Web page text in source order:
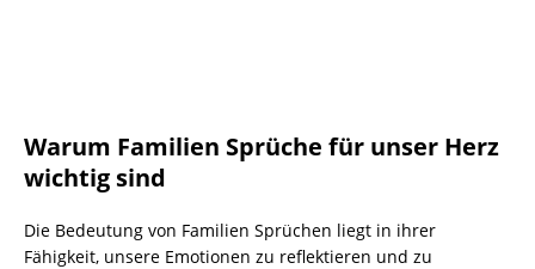
Warum Familien Sprüche für unser Herz
wichtig sind
Die Bedeutung von Familien Sprüchen liegt in ihrer
Fähigkeit, unsere Emotionen zu reflektieren und zu